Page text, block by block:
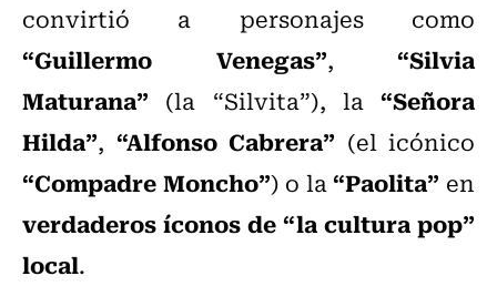
convirtió a personajes como
“Guillermo Venegas”, “Silvia
Maturana” (la “Silvita”), la “Señora
Hilda”, “Alfonso Cabrera” (el icónico
“Compadre Moncho”) o la“Paolita” en
verdaderos íconos de “la cultura pop”
local.